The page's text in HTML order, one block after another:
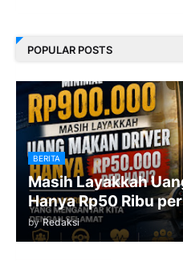
POPULAR POSTS
BERITA
Masih Layakkah
Hanya Rp50 Ribu
by Redaksi